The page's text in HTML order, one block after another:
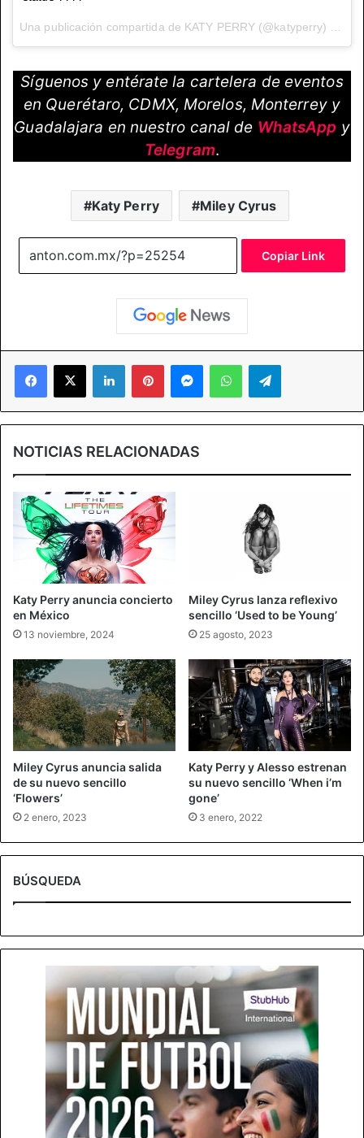
Síguenos y entérate la cartelera de eventos
en Querétaro, CDMX, Morelos, Monterrey y
Guadalajara en nuestro canal de WhatsApp y
Telegram.
Katy Perry Miley Cyrus
Copiar Link
NOTICIAS RELACIONADAS
Katy Perry anuncia concierto
en México
13 noviembre, 2024
Miley Cyrus lanza reflexivo
sencillo ‘Used to be Young’
25 agosto, 2023
Miley Cyrus anuncia salida
de su nuevo sencillo
‘Flowers’
2 enero, 2023
Katy Perry y Alesso estrenan
su nuevo sencillo ‘When i’m
gone’
3 enero, 2022
BÚSQUEDA